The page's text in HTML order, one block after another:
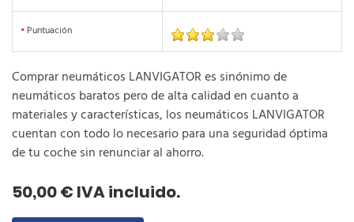
• Puntuación
Comprar neumáticos LANVIGATOR es sinónimo de
neumáticos baratos pero de alta calidad en cuanto a
materiales y características, los neumáticos LANVIGATOR
cuentan con todo lo necesario para una seguridad óptima
de tu coche sin renunciar al ahorro.
50,00 € IVA incluido.